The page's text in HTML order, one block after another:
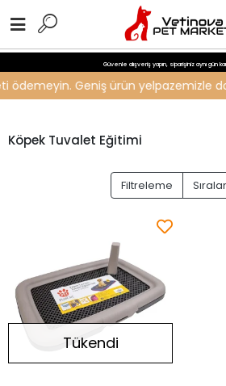
Güvenle alışveriş yapın, siparişiniz aynı gün
ödemeyin. Geniş ürün yelpazemizle
Köpek Tuvalet Eğitimi
Filtreleme
Tükendi